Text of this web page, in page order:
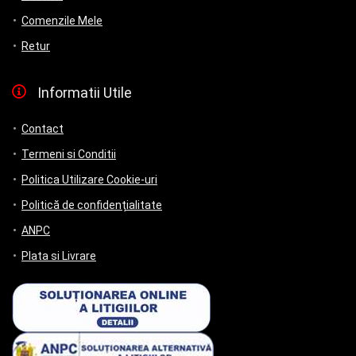
Comenzile Mele
Retur
Informatii Utile
Contact
Termeni si Conditii
Politica Utilizare Cookie-uri
Politică de confidențialitate
ANPC
Plata si Livrare